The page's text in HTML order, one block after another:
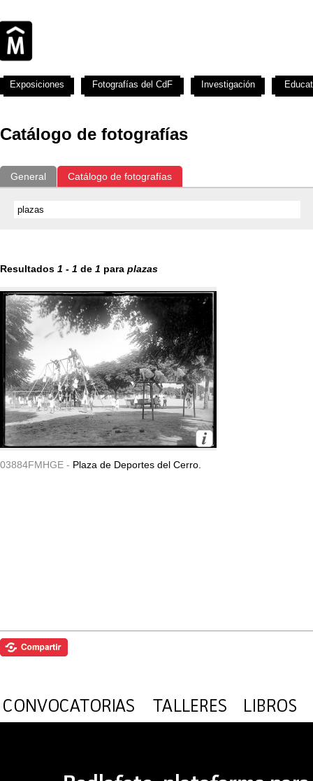
Catálogo de fotografías
General Catálogo de fotografías
Resultados 1 - 1 de 1 para plazas
03884FMHGE - Plaza de Deportes del Cerro.
Exposiciones Fotografías del CdF Investigación